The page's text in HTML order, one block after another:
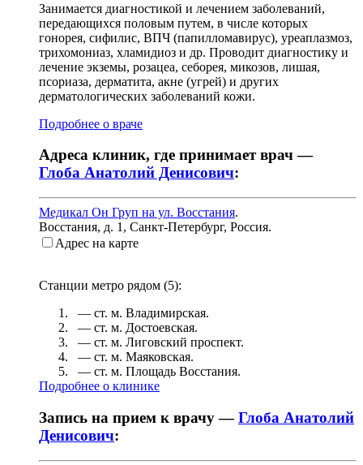
Занимается диагностикой и лечением заболеваний,
передающихся половым путем, в числе которых
гонорея, сифилис, ВПЧ (папилломавирус), уреаплазмоз,
трихомониаз, хламидиоз и др. Проводит диагностику и
лечение экземы, розацеа, себорея, микозов, лишая,
псориаза, дерматита, акне (угрей) и других
дерматологических заболеваний кожи.
Подробнее о враче
Адреса клиник, где принимает врач —
Глоба Анатолий Денисович:
Медикал Он Груп на ул. Восстания.
Восстания, д. 1 , Санкт-Петербург, Россия.
Адрес на карте
Станции метро рядом (5):
— ст. м. Владимирская.
— ст. м. Достоевская.
— ст. м. Лиговский проспект.
— ст. м. Маяковская.
— ст. м. Площадь Восстания.
Подробнее о клинике
Запись на прием к врачу —Глоба Анатолий
Денисович: